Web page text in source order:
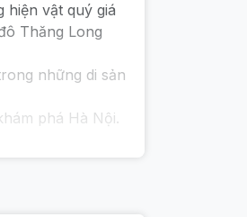
hiện vật quý giá
Thăng Long
những di sản
phá Hà Nội.